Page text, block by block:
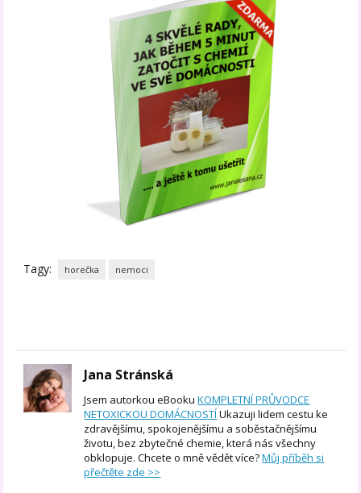
Tagy: horečka nemoci
Jana Stránská
Jsem autorkou eBookuKOMPLETNÍ PRŮVODCE
NETOXICKOU DOMÁCNOSTÍUkazuji lidem cestu ke
zdravějšímu, spokojenějšímu a soběstačnějšímu
životu, bez zbytečné chemie, která nás všechny
obklopuje. Chcete o mně vědět více?Můj příběh si
přečtěte zde >>